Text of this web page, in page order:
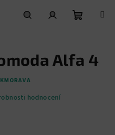
košík
Alfa 4
hodnocení